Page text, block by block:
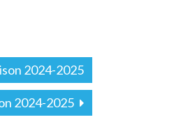
2024-2025
2024-2025